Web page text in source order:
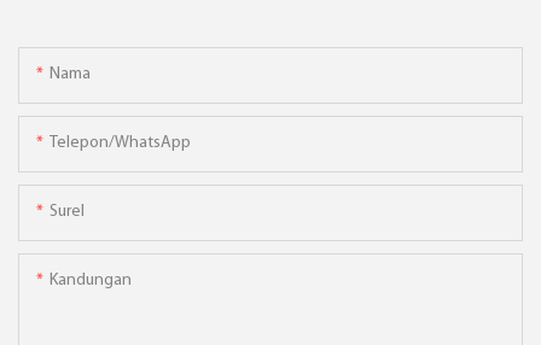
Nama
Telepon/WhatsApp
Surel
Kandungan